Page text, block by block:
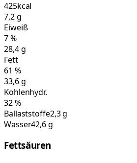
425kcal
7,2g
Eiweiß
7%
28,4g
Fett
61 %
33,6g
Kohlenhydr.
32%
Ballaststoffe2,3 g
Wasser42,6 g
Fettsäuren